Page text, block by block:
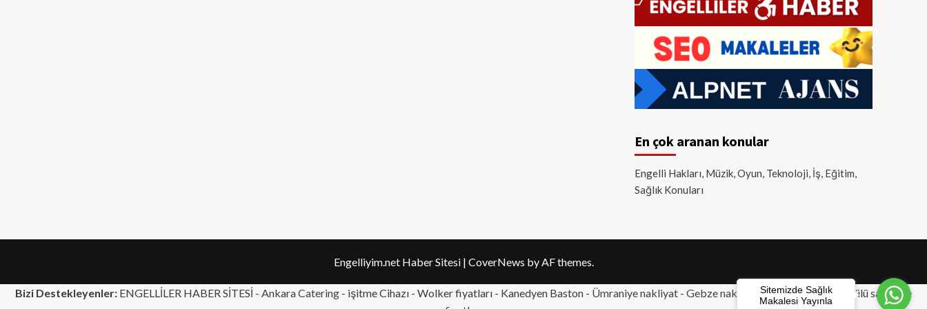
En çok aranan konular
Engelli Hakları, Müzik, Oyun, Teknoloji, İş, Eğitim,
Sağlık Konuları
Engelliyim.net Haber Sitesi | CoverNews by AF themes.
Bizi Destekleyenler: ENGELLİLER HABER SİTESİ - Ankara Catering - işitme Cihazı - Wolker fiyatları - Kanedyen Baston - Ümraniye nakliyat - Gebze nakliyat -Tuzla nakliyat - Akülü sandalye
Sitemizde Sağlık
Makalesi Yayınla